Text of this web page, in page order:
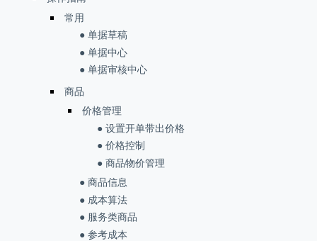
常用
● 单据草稿
● 单据中心
● 单据审核中心
商品
价格管理
● 设置开单带出价格
● 价格控制
● 商品物价管理
● 商品信息
● 成本算法
● 服务类商品
● 参考成本